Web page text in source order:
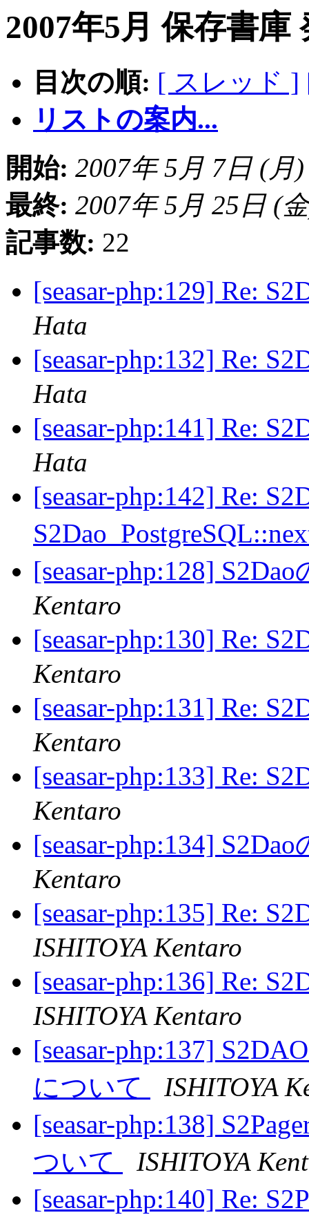
2007年5月 保存書庫
目次の順: [ スレッド ]
リストの案内...
開始: 2007年 5月 7日 (月
最終: 2007年 5月 25日 (
記事数: 22
[seasar-php:129] Re:
Hata
[seasar-php:132] Re:
Hata
[seasar-php:141] Re:
Hata
[seasar-php:142] Re:
[seasar-php:128]
Kentaro
[seasar-php:130] Re:
Kentaro
[seasar-php:131] Re:
Kentaro
[seasar-php:133] Re:
Kentaro
[seasar-php:134]
Kentaro
[seasar-php:135] Re:
ISHITOYA Kentaro
[seasar-php:136] Re:
ISHITOYA Kentaro
[seasar-php:137]
について
ISHITOYA
[seasar-php:138]
ついて
ISHITOYA
[seasar-php:140] Re: